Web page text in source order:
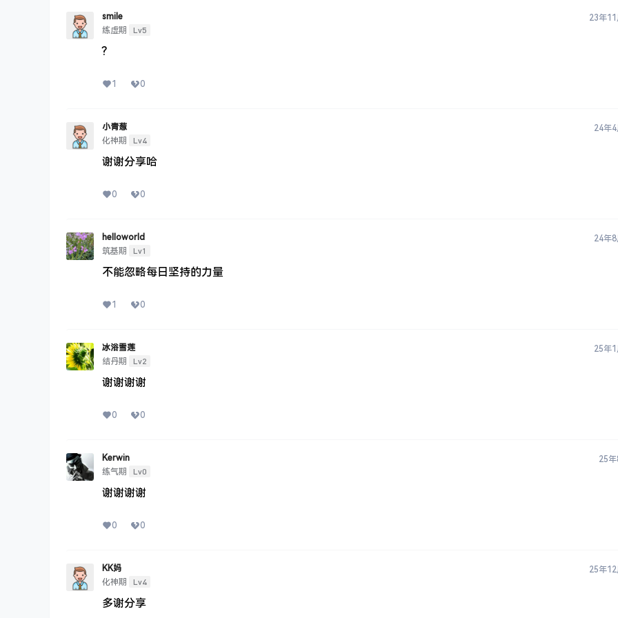
smile
练虚期
Lv5
23年11
?
1 0
小青葱
化神期
Lv4
24年4
谢谢分享哈
0 0
helloworld
筑基期
Lv1
24年8
不能忽略每日坚持的力量
1 0
冰浴雪莲
结丹期
Lv2
25年1
谢谢谢谢
0 0
Kerwin
练气期
Lv0
25年
谢谢谢谢
0 0
KK妈
化神期
Lv4
25年12
多谢分享